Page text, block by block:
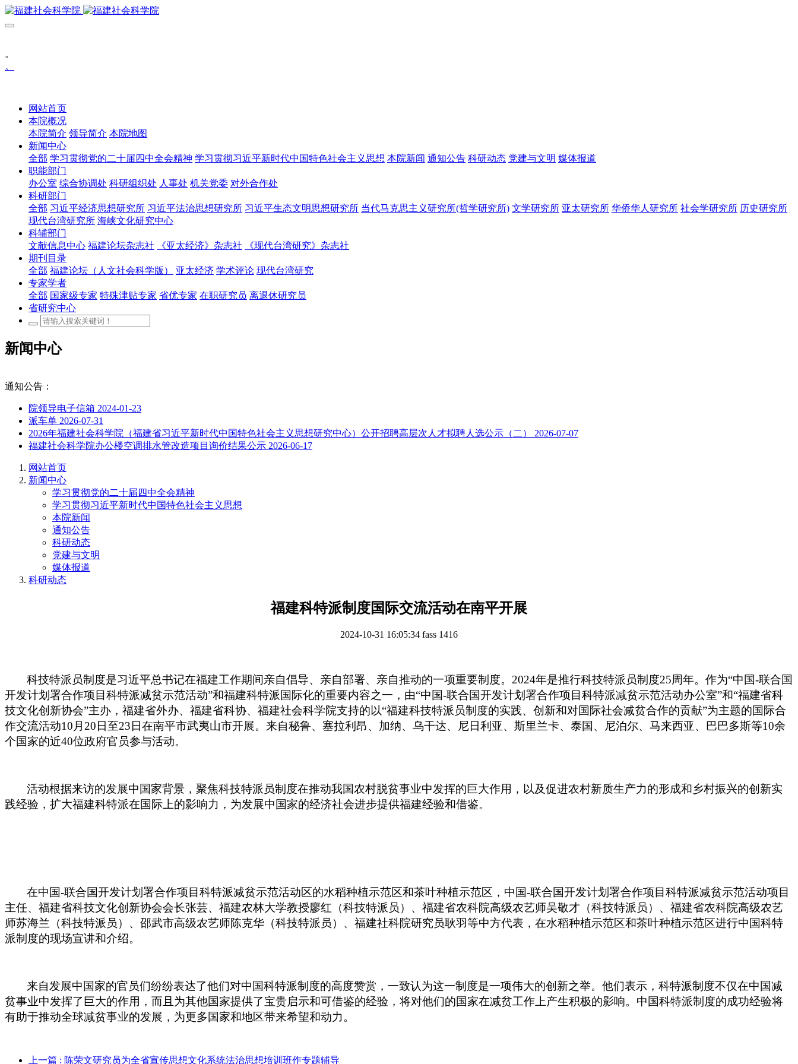
。
。
网站首页
本院概况
本院简介 领导简介 本院地图
新闻中心
全部 学习贯彻党的二十届四中全会精神 学习贯彻习近平新时代中国特色社会主义思想 本院新闻 通知公告 科研动态 党建与文明 媒体报道
职能部门
办公室 综合协调处 科研组织处 人事处 机关党委 对外合作处
科研部门
全部 习近平经济思想研究所 习近平法治思想研究所 习近平生态文明思想研究所 当代马克思主义研究所(哲学研究所) 文学研究所 亚太研究所 华侨华人研究所 社会学研究所 历史研究所
现代台湾研究所 海峡文化研究中心
科辅部门
文献信息中心 福建论坛杂志社 《亚太经济》杂志社
《现代台湾研究》杂志社
期刊目录
全部 福建论坛（人文社会科学版） 亚太经济 学术评论 现代台湾研究
专家学者
全部 国家级专家 特殊津贴专家 省优专家 在职研究员 离退休研究员
省研究中心
新闻中心
通知公告：
院领导电子信箱 2024-01-23
派车单 2026-07-31
2026年福建社会科学院（福建省习近平新时代中国特色社会主义思想研究中心）公开招聘高层次人才拟聘人选公示（二） 2026-07-07
福建社会科学院办公楼空调排水管改造项目询价结果公示 2026-06-17
网站首页
新闻中心
学习贯彻党的二十届四中全会精神
学习贯彻习近平新时代中国特色社会主义思想
本院新闻
通知公告
科研动态
党建与文明
媒体报道
科研动态
福建科特派制度国际交流活动在南平开展
2024-10-31 16:05:34 fass 1416
科技特派员制度是习近平总书记在福建工作期间亲自倡导、亲自部署、亲自推动的一项重要制度。 2024年是推行科技特派员制度25周年。 作为“中国-联合国
开发计划署合作项目科特派减贫示范活动”和福建科特派国际化的重要内容之一，由“中国-联合国开发计划署合作项目科特派减贫示范活动办公室”和“福建省科
技文化创新协会”主办，福建省外办、福建省科协、福建社会科学院支持的以“福建科技特派员制度的实践、创新和对国际社会减贫合作的贡献”为主题的国际合
作交流活动10月20日至23日在南平市武夷山市开展。来自秘鲁、塞拉利昂、加纳、乌干达、尼日利亚、斯里兰卡、泰国、尼泊尔、马来西亚、巴巴多斯等10余
个国家的近40位政府官员参与活动。
活动根据来访的发展中国家背景，聚焦科技特派员制度在推动我国农村脱贫事业中发挥的巨大作用，以及促进农村新质生产力的形成和乡村振兴的创新实
践经验，扩大福建科特派在国际上的影响力，为发展中国家的经济社会进步提供福建经验和借鉴。
在中国-联合国开发计划署合作项目科特派减贫示范活动区的水稻种植示范区和茶叶种植示范区，中国-联合国开发计划署合作项目科特派减贫示范活动项目
主任、福建省科技文化创新协会会长张芸、福建农林大学教授廖红（科技特派员）、福建省农科院高级农艺师吴敬才（科技特派员）、福建省农科院高级农艺
师苏海兰（科技特派员）、邵武市高级农艺师陈克华（科技特派员）、福建社科院研究员耿羽等中方代表，在水稻种植示范区和茶叶种植示范区进行中国科特
派制度的现场宣讲和介绍。
来自发展中国家的官员们纷纷表达了他们对中国科特派制度的高度赞赏，一致认为这一制度是一项伟大的创新之举。他们表示，科特派制度不仅在中国减
贫事业中发挥了巨大的作用，而且为其他国家提供了宝贵启示和可借鉴的经验，将对他们的国家在减贫工作上产生积极的影响。中国科特派制度的成功经验将
有助于推动全球减贫事业的发展，为更多国家和地区带来希望和动力。
上一篇 : 陈荣文研究员为全省宣传思想文化系统法治思想培训班作专题辅导